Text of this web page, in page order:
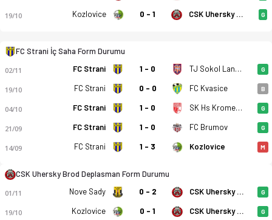
19/10 Kozlovice 0 - 1 CSK Uhersky Brod G
FC Strani İç Saha Form Durumu
02/11 FC Strani 1 - 0 TJ Sokol Lanzhot G
19/10 FC Strani 0 - 0 FC Kvasice B
04/10 FC Strani 1 - 0 SK Hs Kromeriz B G
21/09 FC Strani 1 - 0 FC Brumov G
14/09 FC Strani 1 - 3 Kozlovice M
CSK Uhersky Brod Deplasman Form Durumu
01/11 Nove Sady 0 - 2 CSK Uhersky Brod G
19/10 Kozlovice 0 - 1 CSK Uhersky Brod G